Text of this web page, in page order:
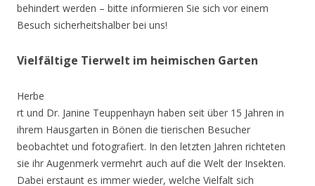
behindert werden – bitte informieren Sie sich vor einem
Besuch sicherheitshalber bei uns!
Vielfältige Tierwelt im heimischen Garten
Herbe
rt und Dr. Janine Teuppenhayn haben seit über 15 Jahren in
ihrem Hausgarten in Bönen die tierischen Besucher
beobachtet und fotografiert. In den letzten Jahren richteten
sie ihr Augenmerk vermehrt auch auf die Welt der Insekten.
Dabei erstaunt es immer wieder, welche Vielfalt sich